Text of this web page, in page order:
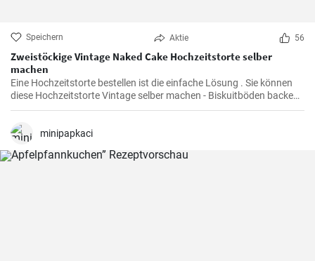
Speichern Aktie 56
Zweistöckige Vintage Naked Cake Hochzeitstorte selber
machen
Eine Hochzeitstorte bestellen ist die einfache Lösung . Sie können
diese Hochzeitstorte Vintage selber machen - Biskuitböden backen
und mit Mascarpone Quark Creme füllen . Den Abschluß des Naked
minipapkaci